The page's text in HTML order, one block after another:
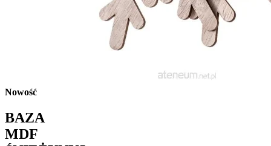
Nowość
BAZA
MDF